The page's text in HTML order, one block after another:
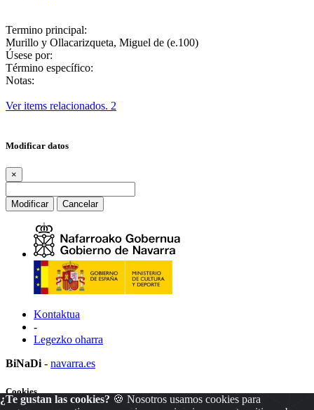
Termino principal:
Murillo y Ollacarizqueta, Miguel de (e.100)
Úsese por:
Término específico:
Notas:
Ver items relacionados. 2
Modificar datos
×
Modificar Cancelar
Kontaktua
-
Legezko oharra
BiNaDi - navarra.es
¿Te gustan las cookies? 🍪 Nosotros usamos cookies para
Cookies